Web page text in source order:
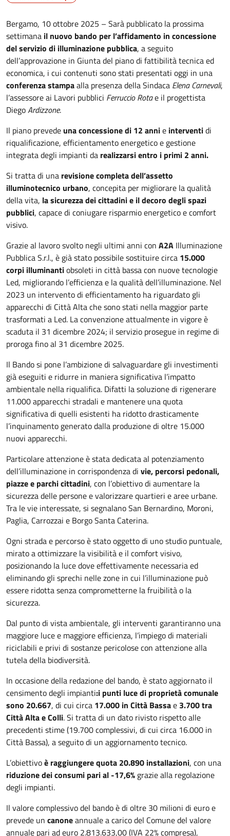
Bergamo, 10 ottobre 2025 – Sarà pubblicato la prossima
settimana il nuovo bando per l’affidamento in concessione
del servizio di illuminazione pubblica, a seguito
dell’approvazione in Giunta del piano di fattibilità tecnica ed
economica, i cui contenuti sono stati presentati oggi in una
conferenza stampaalla presenza della Sindaca Elena Carnevali,
l’assessore ai Lavori pubblici Ferruccio Rotae il progettista
DiegoArdizzone.
Il piano prevede una concessione di 12 annie interventidi
riqualificazione, efficientamento energetico e gestione
integrata degli impianti da realizzarsi entro i primi 2 anni.
Si tratta di una revisione completa dell’assetto
illuminotecnico urbano, concepita per migliorare la qualità
della vita, la sicurezza dei cittadini e il decoro degli spazi
pubblici, capace di coniugare risparmio energetico e comfort
visivo.
Grazie al lavoro svolto negli ultimi anni con A2A Illuminazione
Pubblica S.r.l., è già stato possibile sostituire circa 15.000
corpi illuminantiobsoleti in città bassa con nuove tecnologie
Led, migliorando l’efficienza e la qualità dell’illuminazione. Nel
2023 un intervento di efficientamento ha riguardato gli
apparecchi di Città Alta che sono stati nella maggior parte
trasformati a Led. La convenzione attualmente in vigore è
scaduta il 31 dicembre 2024; il servizio prosegue in regime di
proroga fino al 31 dicembre 2025.
Il Bando si pone l’ambizione di salvaguardare gli investimenti
già eseguiti e ridurre in maniera significativa l’impatto
ambientale nella riqualifica. Difatti la soluzione di rigenerare
11.000 apparecchi stradali e mantenere una quota
significativa di quelli esistenti ha ridotto drasticamente
l’inquinamento generato dalla produzione di oltre 15.000
nuovi apparecchi.
Particolare attenzione è stata dedicata al potenziamento
dell’illuminazione in corrispondenza di vie, percorsi pedonali,
piazze e parchi cittadini, con l’obiettivo di aumentare la
sicurezza delle persone e valorizzare quartieri e aree urbane.
Tra le vie interessate, si segnalano San Bernardino, Moroni,
Paglia, Carrozzai e Borgo Santa Caterina.
Ogni strada e percorso è stato oggetto di uno studio puntuale,
mirato a ottimizzare la visibilità e il comfort visivo,
posizionando la luce dove effettivamente necessaria ed
eliminando gli sprechi nelle zone in cui l’illuminazione può
essere ridotta senza comprometterne la fruibilità o la
sicurezza.
Dal punto di vista ambientale, gli interventi garantiranno una
maggiore luce e maggiore efficienza, l’impiego di materiali
riciclabili e privi di sostanze pericolose con attenzione alla
tutela della biodiversità.
In occasione della redazione del bando, è stato aggiornato il
censimento degli impianti:i punti luce di proprietà comunale
sono 20.667, di cui circa 17.000 in Città Bassae 3.700 tra
Città Alta e Colli. Si tratta di un dato rivisto rispetto alle
precedenti stime (19.700 complessivi, di cui circa 16.000 in
Città Bassa), a seguito di un aggiornamento tecnico.
L’obiettivoè raggiungere quota 20.890 installazioni, con una
riduzione dei consumi pari al -17,6% grazie alla regolazione
degli impianti.
Il valore complessivo del bando è di oltre 30 milioni di euro e
prevede un canoneannuale a carico del Comune del valore
annuale pari ad euro 2.813.633,00 (IVA 22% compresa),